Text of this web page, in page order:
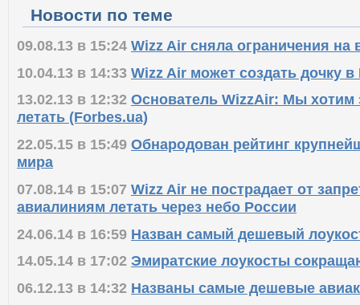
Новости по теме
09.08.13 в 15:24 Wizz Air сняла ограничения на
10.04.13 в 14:33 Wizz Air может создать дочку в
13.02.13 в 12:32 Основатель WizzAir: Мы хотим
летать (Forbes.ua)
22.05.15 в 15:49 Обнародован рейтинг
мира
07.08.14 в 15:07 Wizz Air не пострадает от
авиалиниям летать через небо России
24.06.14 в 16:59 Назван самый дешевый
14.05.14 в 17:02 Эмиратские лоукосты
06.12.13 в 14:32 Названы самые дешевые